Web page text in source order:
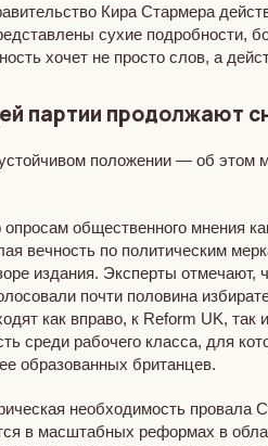
Кира Стармера
сухие подробности,
хочет не просто слов, а
партии продолжают
положении — об
общественного мнения
вечность по политическим
издания. Эксперты
почти половина
как вправо, к Reform UK,
среди рабочего класса, для
образованных британцев.
необходимость
в масштабных реформах в